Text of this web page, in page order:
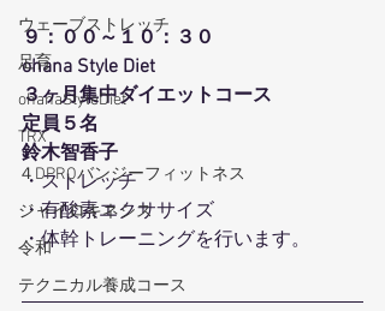
ウェーブストレッチ
足育
ohanaStyleDiet
TRX
４DPROバンジーフィットネス
ジャイロキネシス
令和
テクニカル養成コース
９：００～１０：３０
ohana Style Diet
３ヶ月集中ダイエットコース
定員５名
鈴木智香子
・ストレッチ
・有酸素エクササイズ
・体幹トレーニングを行います。